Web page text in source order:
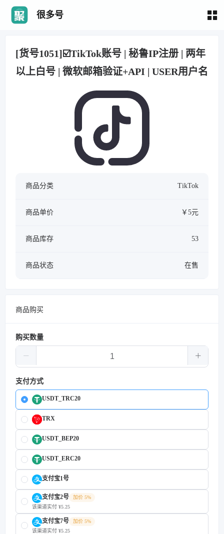
很多号
[货号1051]☑️TikTok账号 | 秘鲁IP注册 | 两年
以上白号 | 微软邮箱验证+API | USER用户名
商品分类 TikTok
商品单价 ￥5元
商品库存 53
商品状态 在售
商品购买
购买数量
支付方式
USDT_TRC20
TRX
USDT_BEP20
USDT_ERC20
支付宝1号
支付宝2号
加价 5%
该渠道实付 ¥5.25
支付宝7号
加价 5%
该渠道实付 ¥5.25